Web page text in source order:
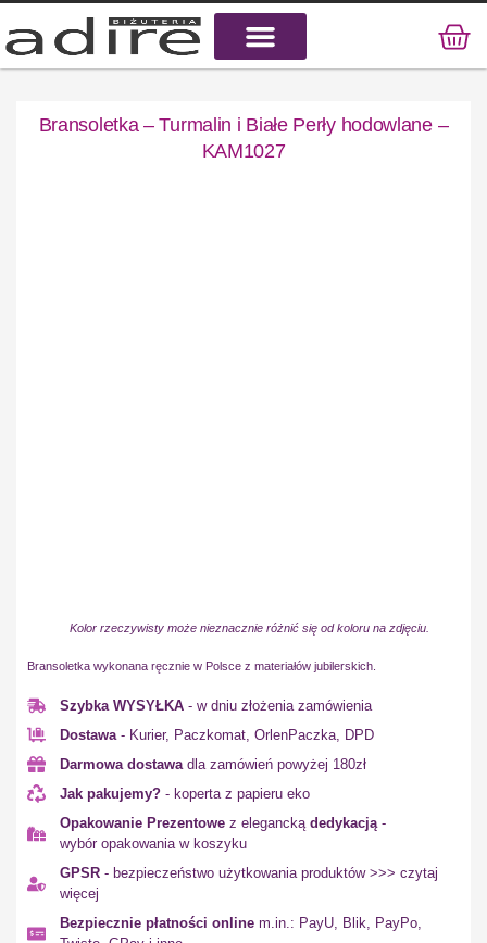
Bransoletka – Turmalin i Białe Perły hodowlane –
KAM1027
Kolor rzeczywisty może nieznacznie różnić się od koloru na zdjęciu.
Bransoletka wykonana ręcznie w Polsce z materiałów jubilerskich.
Szybka WYSYŁKA - w dniu złożenia zamówienia
Dostawa- Kurier, Paczkomat, OrlenPaczka, DPD
Darmowa dostawadla zamówień powyżej 180zł
Jak pakujemy? - koperta z papieru eko
Opakowanie Prezentowe z eleganckądedykacją-
wybór opakowania w koszyku
GPSR - bezpieczeństwo użytkowania produktów >>> czytaj
więcej
Bezpiecznie płatności online m.in.: PayU, Blik, PayPo,